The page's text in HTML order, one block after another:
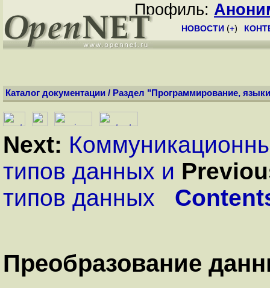
Профиль:
НОВОСТИ (+)
Каталог документации / Раздел "Программирование,
Next:
типов данных и
типов данных
Преобразование